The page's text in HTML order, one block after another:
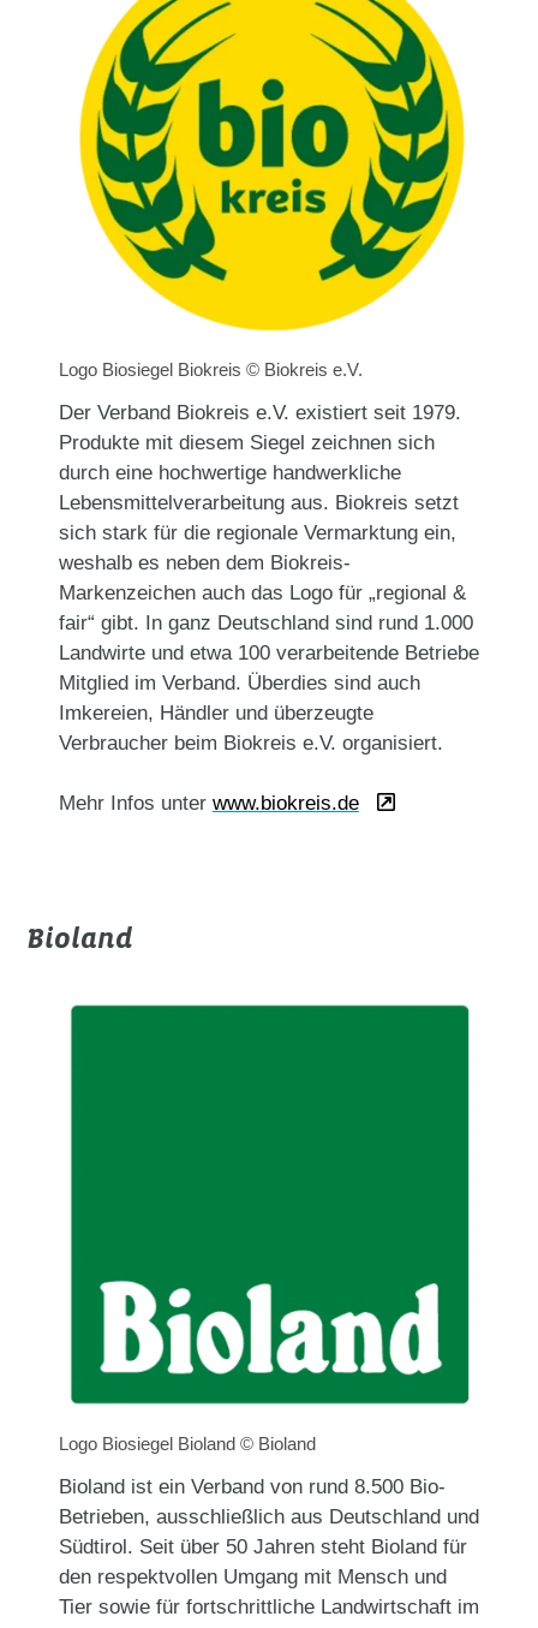
Logo Biosiegel Biokreis © Biokreis e.V.
Der Verband Biokreis e.V. existiert seit 1979.
Produkte mit diesem Siegel zeichnen sich
durch eine hochwertige handwerkliche
Lebensmittelverarbeitung aus. Biokreis setzt
sich stark für die regionale Vermarktung ein,
weshalb es neben dem Biokreis-
Markenzeichen auch das Logo für „regional &
fair“ gibt. In ganz Deutschland sind rund 1.000
Landwirte und etwa 100 verarbeitende Betriebe
Mitglied im Verband. Überdies sind auch
Imkereien, Händler und überzeugte
Verbraucher beim Biokreis e.V. organisiert.
Mehr Infos unter www.biokreis.de
Bioland
Logo Biosiegel Bioland © Bioland
Bioland ist ein Verband von rund 8.500 Bio-
Betrieben, ausschließlich aus Deutschland und
Südtirol. Seit über 50 Jahren steht Bioland für
den respektvollen Umgang mit Mensch und
Tier sowie für fortschrittliche Landwirtschaft im